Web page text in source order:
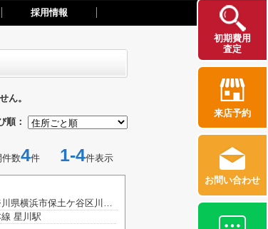
採用情報
ん。
順：
件数4件 1-4件表示
神奈川県横浜市保土ケ谷区川辺町
星川駅
初期費用
査定
来店予約
お問い合わせ